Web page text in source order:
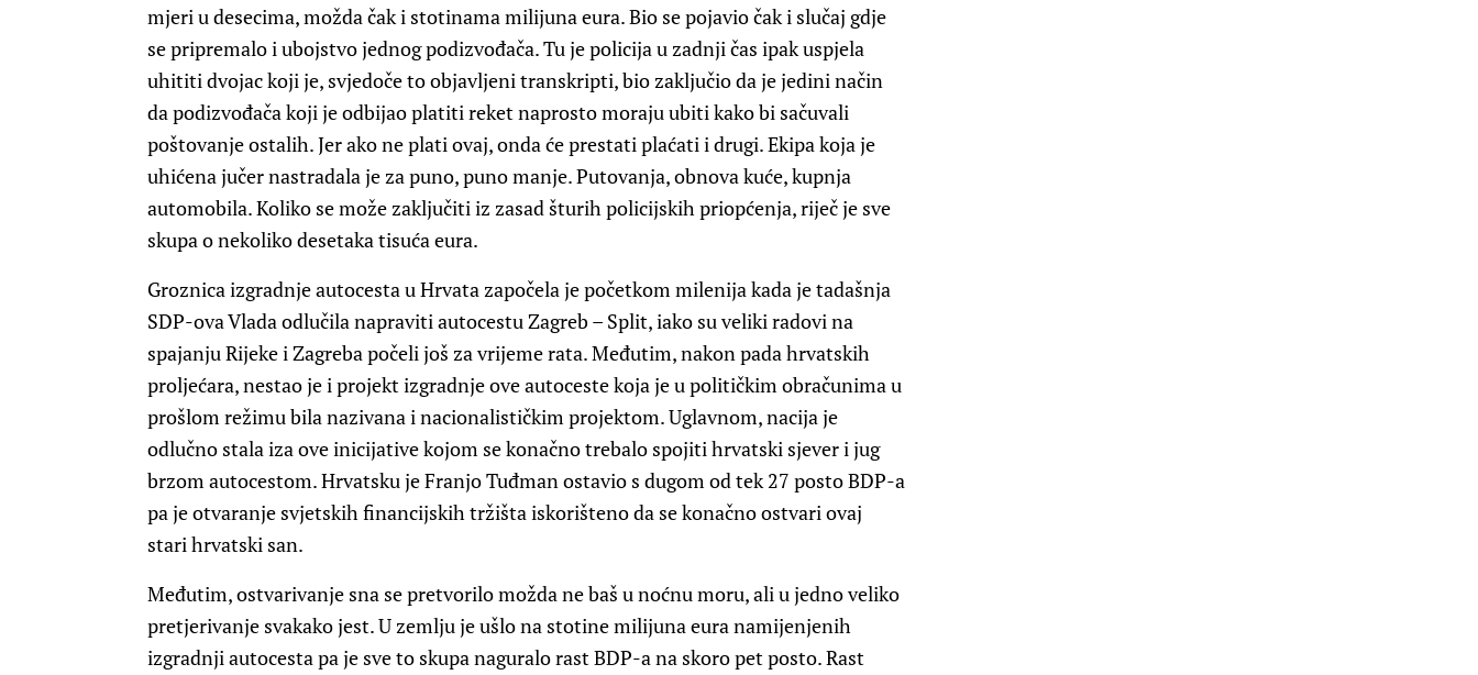
mjeri u desecima, možda čak i stotinama milijuna eura. Bio se pojavio čak i slučaj gdje
se pripremalo i ubojstvo jednog podizvođača. Tu je policija u zadnji čas ipak uspjela
uhititi dvojac koji je, svjedoče to objavljeni transkripti, bio zaključio da je jedini način
da podizvođača koji je odbijao platiti reket naprosto moraju ubiti kako bi sačuvali
poštovanje ostalih. Jer ako ne plati ovaj, onda će prestati plaćati i drugi. Ekipa koja je
uhićena jučer nastradala je za puno, puno manje. Putovanja, obnova kuće, kupnja
automobila. Koliko se može zaključiti iz zasad šturih policijskih priopćenja, riječ je sve
skupa o nekoliko desetaka tisuća eura.
Groznica izgradnje autocesta u Hrvata započela je početkom milenija kada je tadašnja
SDP-ova Vlada odlučila napraviti autocestu Zagreb – Split, iako su veliki radovi na
spajanju Rijeke i Zagreba počeli još za vrijeme rata. Međutim, nakon pada hrvatskih
proljećara, nestao je i projekt izgradnje ove autoceste koja je u političkim obračunima u
prošlom režimu bila nazivana i nacionalističkim projektom. Uglavnom, nacija je
odlučno stala iza ove inicijative kojom se konačno trebalo spojiti hrvatski sjever i jug
brzom autocestom. Hrvatsku je Franjo Tuđman ostavio s dugom od tek 27 posto BDP-a
pa je otvaranje svjetskih financijskih tržišta iskorišteno da se konačno ostvari ovaj
stari hrvatski san.
Međutim, ostvarivanje sna se pretvorilo možda ne baš u noćnu moru, ali u jedno veliko
pretjerivanje svakako jest. U zemlju je ušlo na stotine milijuna eura namijenjenih
izgradnji autocesta pa je sve to skupa naguralo rast BDP-a na skoro pet posto. Rast